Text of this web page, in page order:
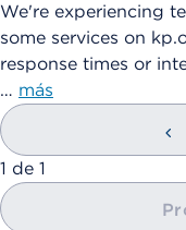
We're experiencing
some services on
response times or
… más
mostrando
1 de 1